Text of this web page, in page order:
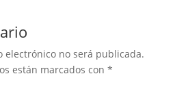
electrónico no será publicada.
están marcados con *